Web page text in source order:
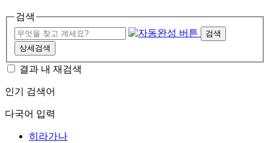
검색
검색
상세검색
결과 내 재검색
인기 검색어
다국어 입력
히라가나